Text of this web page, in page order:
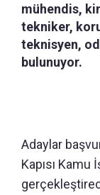
mühendis,
tekniker,
teknisyen,
bulunuyor.
Adaylar
Kapısı